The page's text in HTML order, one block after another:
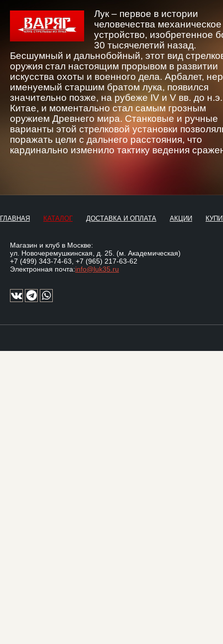
Лук – первое в истории
человечества механическое
устройство, изобретенное
30 тысячелетий назад.
Бесшумный и дальнобойный, этот вид
оружия стал настоящим прорывом в развитии
искусства охоты и военного дела. Арбалет,
именуемый старшим братом лука, появился
значительно позже, на рубеже IV и V вв. до
Китае, и моментально стал самым грозным
оружием Древнего мира. Станковые и ручные
варианты этой стрелковой установки
поражать цели с дальнего расстояния, что
кардинально изменило тактику ведения
ГЛАВНАЯ КАТАЛОГ ДОСТАВКА И ОПЛАТА АКЦИИ
Магазин и клуб в Москве:
ул. Новочеремушкинская, д. 25. (м. Академическая)
+7 (499) 343-74-63 +7 (965) 217-63-62
Электронная почта:info@luk35.ru